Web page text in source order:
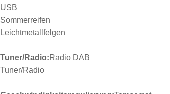
USB
Sommerreifen
Leichtmetallfelgen
Tuner/Radio:Radio DAB
Tuner/Radio